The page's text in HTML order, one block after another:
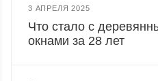
3 АПРЕЛЯ 2025
Что стало с
окнами за 28 лет